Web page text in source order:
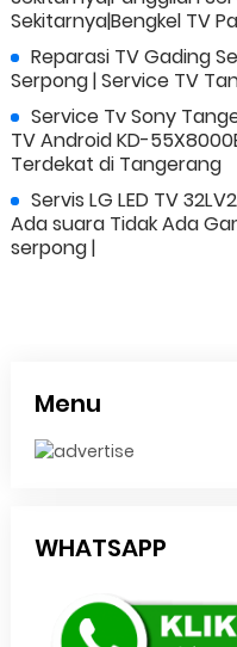
Sekitarnya|Bengkel TV
Reparasi TV Gading
Serpong | Service TV
Service Tv Sony
TV Android KD-
Terdekat di Tangerang
Servis LG LED TV
Ada suara Tidak Ada
serpong |
Menu
WHATSAPP